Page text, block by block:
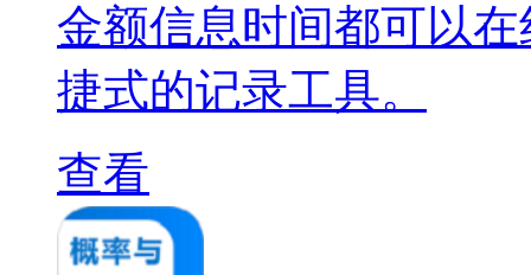
金额信息时间都可以
捷式的记录工具。
查看